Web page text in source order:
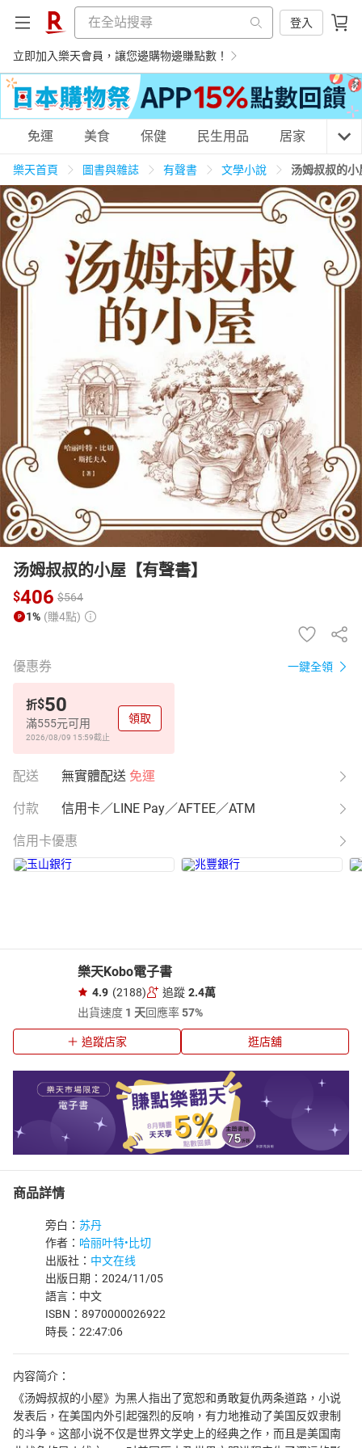
登入
立即加入樂天會員，讓您邊購物邊賺點數！
購物網分類
天天免運 美食蛋糕 養生保健 民生用品
居家生活 3C家電 運動休閒 親子玩具
化妝保養
日本購物 電子/紙本書
HOT
免運 美食 保健 民生用品 居家 3C
樂天首頁 圖書與雜誌 有聲書 文學小說 汤姆叔叔的
汤姆叔叔的小屋【有聲書】
$406 $564
1% (賺4點)
優惠券 一鍵全領
折$50
滿555元可用
2026/08/09 15:59截止
領取
配送 無實體配送 免運
付款 信用卡／LINE Pay／AFTEE／ATM
信用卡優惠
樂天Kobo電子書
4.9 (2188) 追蹤 2.4萬
出貨速度 1 天回應率57%
追蹤店家 逛店舖
商品詳情
旁白： 苏丹
作者： 哈丽叶特•比切
出版社： 中文在线
出版日期：2024/11/05
語言：中文
ISBN：8970000026922
時長：22:47:06
内容简介：
《汤姆叔叔的小屋》为黑人指出了宽恕和勇敢复仇两条道路，小说
发表后，在美国内外引起强烈的反响，有力地推动了美国反奴隶制
的斗争。这部小说不仅是世界文学史上的经典之作，而且是美国南